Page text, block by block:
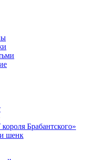
Брабантского»
шенк